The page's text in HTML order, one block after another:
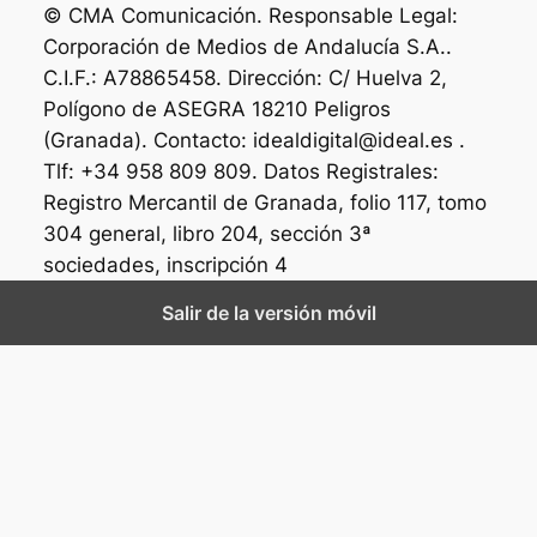
© CMA Comunicación. Responsable Legal:
Corporación de Medios de Andalucía S.A..
C.I.F.: A78865458. Dirección: C/ Huelva 2,
Polígono de ASEGRA 18210 Peligros
(Granada). Contacto: idealdigital@ideal.es .
Tlf: +34 958 809 809. Datos Registrales:
Registro Mercantil de Granada, folio 117, tomo
304 general, libro 204, sección 3ª
sociedades, inscripción 4
Salir de la versión móvil